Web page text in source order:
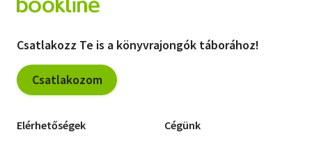
Csatlakozz Te is a könyvrajongók táborához!
Csatlakozom
Elérhetőségek Cégünk